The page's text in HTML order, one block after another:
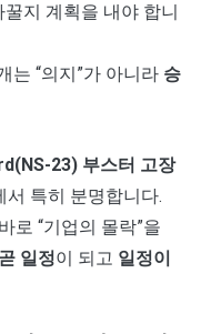
지 계획을 내야 합니
는 “의지”가 아니라 승
23) 부스터 고장
특히 분명합니다.
로 “기업의 몰락”을
일정이 되고 일정이